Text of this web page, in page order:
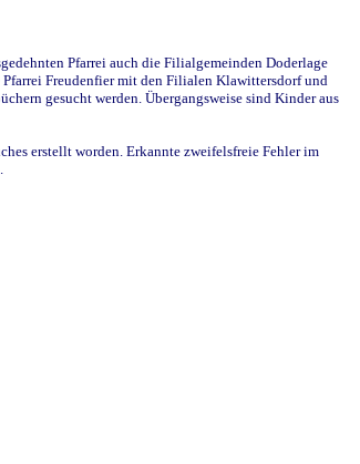
Pfarrei auch die Filialgemeinden Doderlage
Freudenfier mit den Filialen Klawittersdorf und
gesucht werden. Übergangsweise sind Kinder aus
erstellt worden. Erkannte zweifelsfreie Fehler im